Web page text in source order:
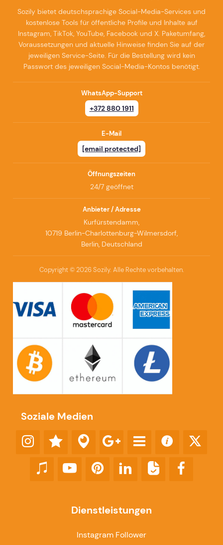
Sozily bietet deutschsprachige Social-Media-Services und
kostenlose Tools für öffentliche Profile und Inhalte auf
Instagram, TikTok, YouTube, Facebook und X. Paketumfang,
Voraussetzungen und aktuelle Hinweise finden Sie auf der
jeweiligen Service-Seite. Für die Bestellung wird kein
Passwort des jeweiligen Social-Media-Kontos benötigt.
WhatsApp-Support
+372 880 1911
E-Mail
[email protected]
Öffnungszeiten
24/7 geöffnet
Anbieter / Adresse
Kurfürstendamm,
10719 Berlin-Charlottenburg-Wilmersdorf,
Berlin, Deutschland
Copyright © 2026 Sozily. Alle Rechte vorbehalten.
Soziale Medien
Dienstleistungen
Instagram Follower